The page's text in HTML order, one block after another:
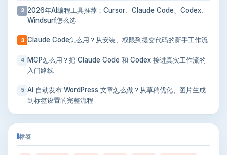
2 2026年AI编程工具推荐：Cursor、Claude Code、Codex、
Windsurf怎么选
3 Claude Code怎么用？从安装、权限到提交代码的新手工作流
4
MCP怎么用？把 Claude Code 和 Codex 接进真实工作流的
入门路线
5 AI 自动发布 WordPress 文章怎么做？从草稿优化、图片生成
到标签设置的完整流程
标签